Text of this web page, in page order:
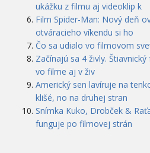
ukážku z filmu aj videoklip k
Film Spider-Man: Nový deň
otváracieho víkendu si ho
Čo sa udialo vo filmovom
Začínajú sa 4 živly.
vo filme aj v živ
Americký sen lavíruje na
klišé, no na druhej stran
Snímka Kuko, Drobček &
funguje po filmovej strán